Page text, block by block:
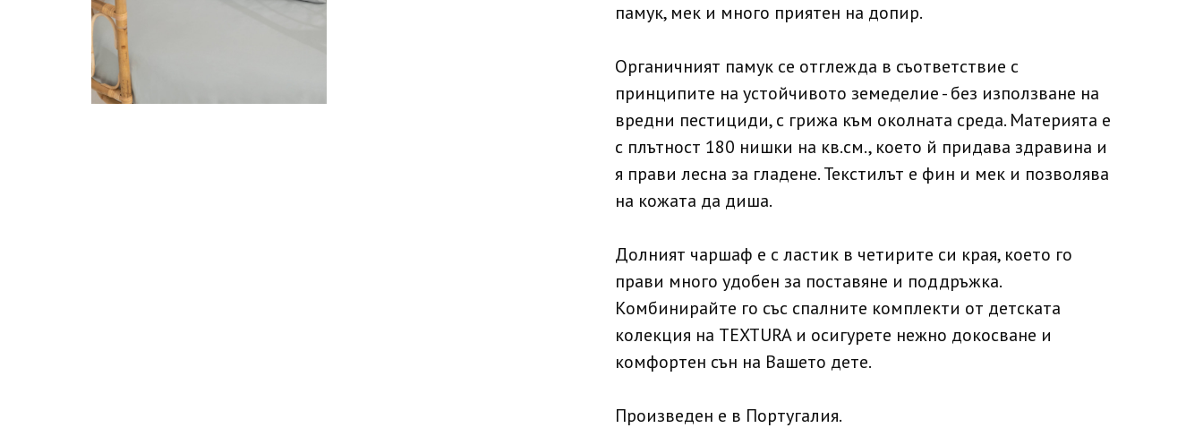
памук, мек и много приятен на допир.
Органичният памук се отглежда в съответствие с
принципите на устойчивото земеделие - без използване на
вредни пестициди, с грижа към околната среда. Материята е
с плътност 180 нишки на кв.см., което й придава здравина и
я прави лесна за гладене. Текстилът е фин и мек и позволява
на кожата да диша.
Долният чаршаф е с ластик в четирите си края, което го
прави много удобен за поставяне и поддръжка.
Комбинирайте го със спалните комплекти от детската
колекция на TEXTURA и осигурете нежно докосване и
комфортен сън на Вашето дете.
Произведен е в Португалия.